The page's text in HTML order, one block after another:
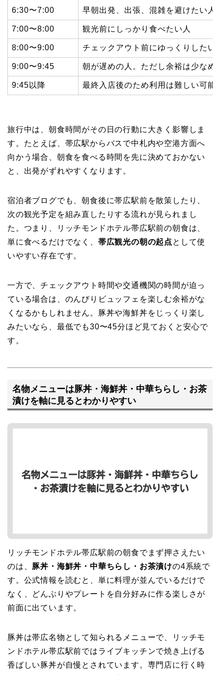
6:30〜7:00 早朝出発、出張、混雑を避けたい人
7:00〜8:00 観光前にしっかり食べたい人
8:00〜9:00 チェックアウト前にゆっくりしたい
9:00〜9:45 朝が遅めの人。ただし余裕は少なめ
9:45以降 最終入店後のため利用は難しい可能
旅行中は、朝食時間がその日の行動に大きく影響しま
す。たとえば、帯広駅からバスで中札内や空港方面へ
向かう場合、朝食を食べる時間を先に決めておかない
と、出発がずれやすくなります。
宿泊者ブログでも、朝食後に帯広駅前を散策したり、
次の観光予定を組み直したりする流れが見られまし
た。つまり、リッチモンドホテル帯広駅前の朝食は、
単に食べるだけでなく、 帯広観光の朝の起点 として使
いやすい存在です。
一方で、チェックアウト時間や交通機関の時間が迫っ
ている場合は、のんびりビュッフェを楽しむ余裕がな
くなるかもしれません。豚丼や海鮮丼をじっくり楽し
みたいなら、最低でも30〜45分ほど見ておくと安心で
す。
名物メニューは豚丼・海鮮丼・中華ちらし・お茶
漬けを軸に見るとわかりやすい
リッチモンドホテル帯広駅前の朝食でまず押さえたい
のは、 豚丼・海鮮丼・中華ちらし・お茶漬けの4系統で
す。公式情報を読むと、単に料理が並んでいるだけで
なく、どんぶりやプレートを自分好みに作る楽しさが
前面に出ています。
豚丼は帯広名物として知られるメニューで、リッチモ
ンドホテル帯広駅前ではライブキッチンで焼き上げる
香ばしい豚丼が自慢とされています。専門店に行く時